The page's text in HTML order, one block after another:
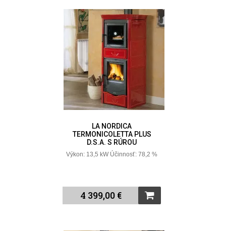
LA NORDICA
TERMONICOLETTA PLUS
D.S.A. S RÚROU
Výkon: 13,5 kW Účinnosť: 78,2 %
4 399,00 €